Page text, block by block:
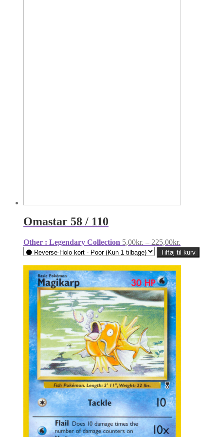
Omastar 58 / 110
Other : Legendary Collection 5,00kr. – 225,00kr.
5,00kr.
til
225,00kr.
Tilføj til kurv